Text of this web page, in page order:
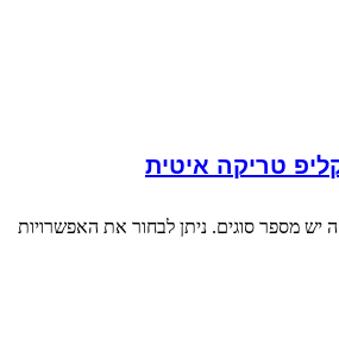
טריקה איטית
יש מספר סוגים. ניתן לבחור את האפשרויות